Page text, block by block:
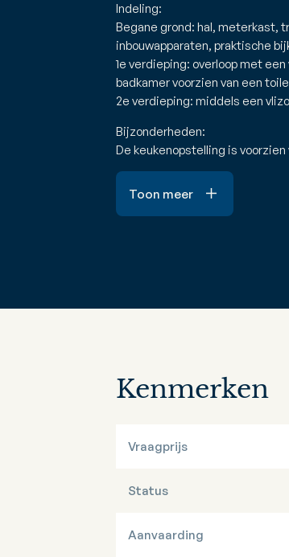
Indeling:
Begane grond: hal, meterkast,
inbouwapparaten, praktische
1e verdieping: overloop met
badkamer voorzien van een
2e verdieping: middels een
Bijzonderheden:
De keukenopstelling is voorzien
Toon meer
Kenmerken
Vraagprijs
Status
Aanvaarding